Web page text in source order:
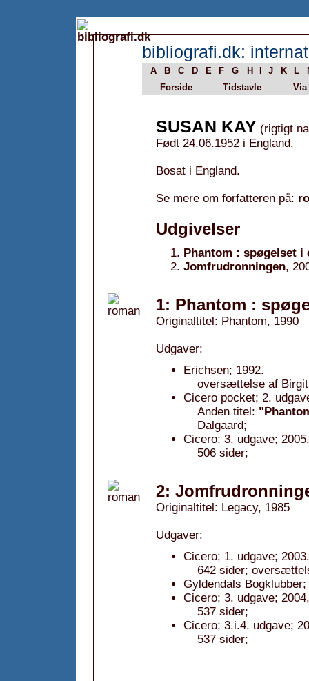
bibliografi.dk:
A B C D E F G H J K L
Forside
Tidstavle Via
SUSAN KAY (rigtigt
Født 24.06.1952 i England.
Bosat i England.
Se mere om forfatteren på:
Udgivelser
Phantom : spøgelset i
Jomfrudronningen,
1: Phantom :
Originaltitel: Phantom, 1990
Udgaver:
Erichsen; 1992.
oversættelse af
Cicero pocket; 2.
Anden titel:
Dalgaard;
Cicero; 3. udgave; 2005.
506 sider;
2:
Originaltitel: Legacy, 1985
Udgaver:
Cicero; 1. udgave; 2003.
642 sider;
Gyldendals
Cicero; 3. udgave;
537 sider;
Cicero; 3.i.4. udgave;
537 sider;